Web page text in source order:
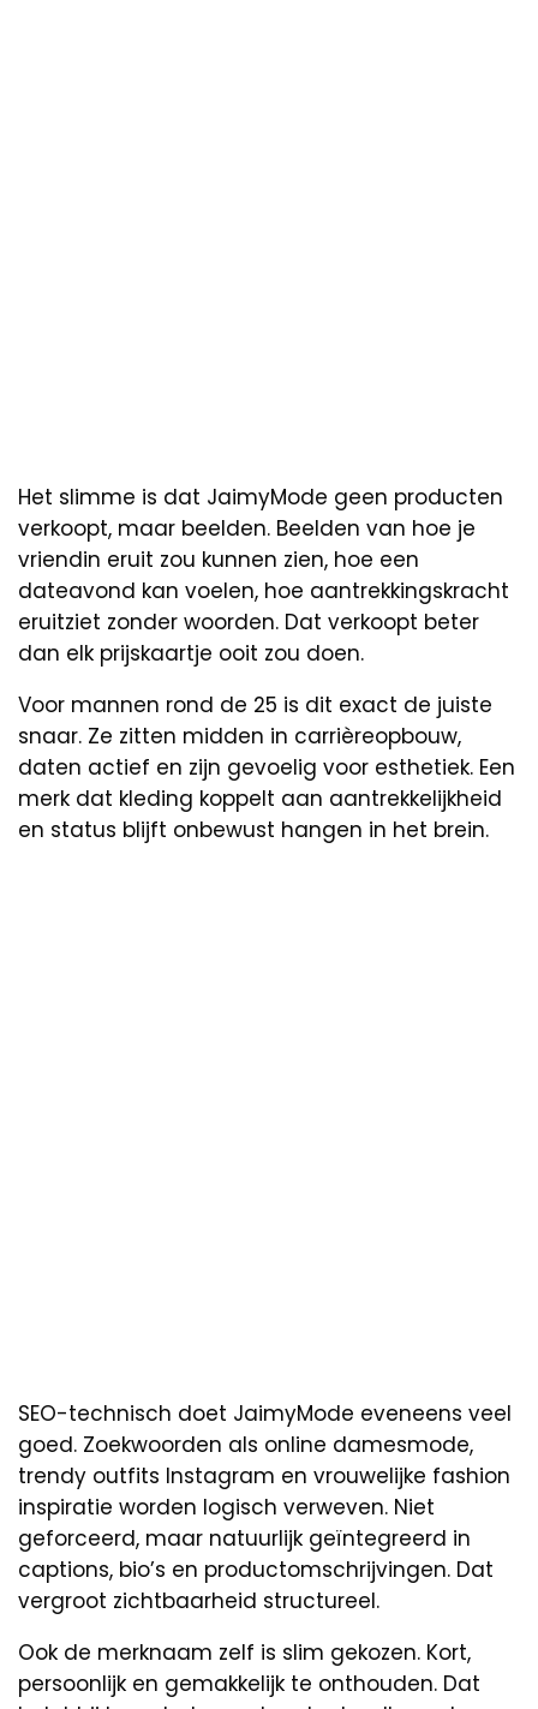
Het slimme is dat JaimyMode geen producten
verkoopt, maar beelden. Beelden van hoe je
vriendin eruit zou kunnen zien, hoe een
dateavond kan voelen, hoe aantrekkingskracht
eruitziet zonder woorden. Dat verkoopt beter
dan elk prijskaartje ooit zou doen.
Voor mannen rond de 25 is dit exact de juiste
snaar. Ze zitten midden in carrièreopbouw,
daten actief en zijn gevoelig voor esthetiek. Een
merk dat kleding koppelt aan aantrekkelijkheid
en status blijft onbewust hangen in het brein.
SEO-technisch doet JaimyMode eveneens veel
goed. Zoekwoorden als online damesmode,
trendy outfits Instagram en vrouwelijke fashion
inspiratie worden logisch verweven. Niet
geforceerd, maar natuurlijk geïntegreerd in
captions, bio’s en productomschrijvingen. Dat
vergroot zichtbaarheid structureel.
Ook de merknaam zelf is slim gekozen. Kort,
persoonlijk en gemakkelijk te onthouden. Dat